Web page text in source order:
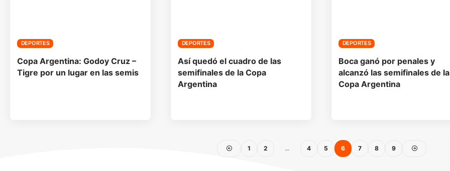
DEPORTES
Copa Argentina: Godoy Cruz –
Tigre por un lugar en las semis
DEPORTES
Así quedó el cuadro de las
semifinales de la Copa
Argentina
DEPORTES
Boca ganó por penales y
alcanzó las semifinales de la
Copa Argentina
1 2 … 4 5 6 7 8 9